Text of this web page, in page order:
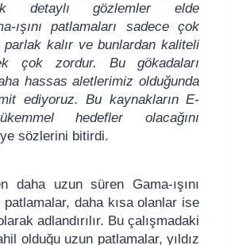
gözlemler elde
ışını patlamaları sadece çok
kalır ve bunlardan kaliteli
çok zordur. Bu gökadaları
hassas aletlerimiz olduğunda
ediyoruz. Bu kaynakların E-
hedefler olacağını
sözlerini bitirdi.
daha uzun süren Gama-ışını
patlamalar, daha kısa olanlar ise
adlandırılır. Bu çalışmadaki
olduğu uzun patlamalar, yıldız